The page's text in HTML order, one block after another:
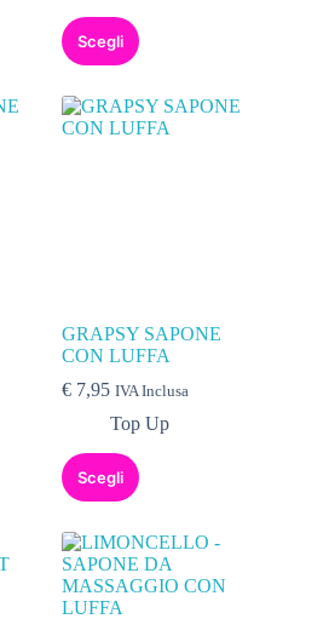
Scegli
GRAPSY SAPONE
CON LUFFA
€ 7,95 IVA Inclusa
Top Up
Scegli